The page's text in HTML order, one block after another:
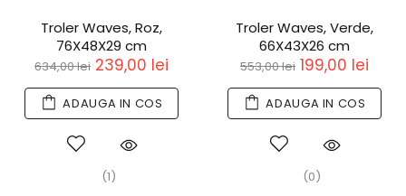
Troler Waves, Roz,
76X48X29 cm
634,00 lei 239,00 lei
ADAUGA IN COS
(1)
Troler Waves, Verde,
66X43X26 cm
553,00 lei 199,00 lei
ADAUGA IN COS
(0)